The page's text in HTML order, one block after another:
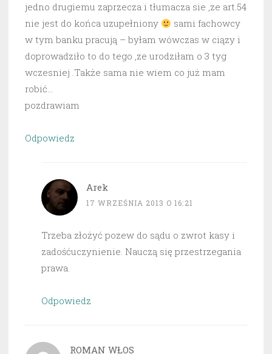
jedno drugiemu zaprzecza i tłumacza sie ,ze art.54
nie jest do końca uzupełniony
sami fachowcy
w tym banku pracują – byłam wówczas w ciązy i
doprowadziło to do tego ,ze urodziłam o 3 tyg
wczesniej .Także sama nie wiem co już mam
robić…
pozdrawiam
Odpowiedz
Arek
17 WRZEŚNIA 2013 O 16:21
Trzeba złożyć pozew do sądu o zwrot kasy i
zadośćuczynienie. Nauczą się przestrzegania
prawa.
Odpowiedz
ROMAN WŁOS